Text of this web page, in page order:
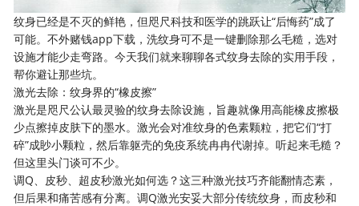
纹身已经是不灭的鲜艳，但咫尺科技和医学的跳跃让“后悔药”成了
可能。不外赌钱app下载，洗纹身可不是一键删除那么毛糙，选对
设施才能少走弯路。今天我们就来聊聊各式纹身去除的实用手段，
帮你避让那些坑。
激光去除：纹身界的“橡皮擦”
激光是咫尺公认最灵验的纹身去除设施，旨趣就像用高能橡皮擦极
少点擦掉皮肤下的墨水。激光会对准纹身的色素颗粒，把它们“打
碎”成眇小颗粒，然后靠躯壳的免疫系统冉冉代谢掉。听起来毛糙？
但这里头门谈可不少。
调Q、皮秒、超皮秒激光如何选？这三种激光技巧齐能翻情态素，
但后果和痛苦感有分离。调Q激光安妥大部分传统纹身，而皮秒和